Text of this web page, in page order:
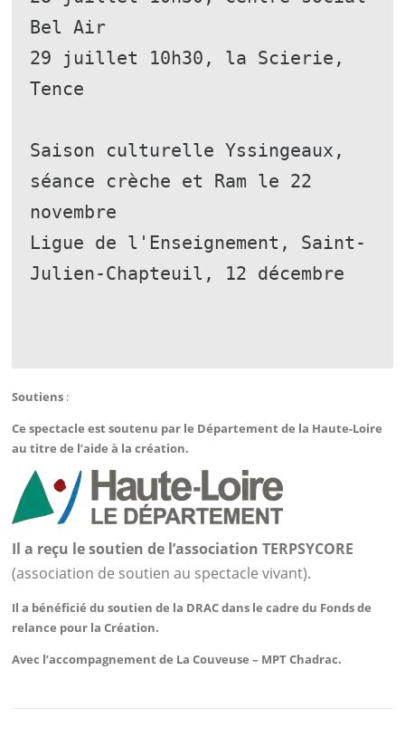
Bel Air
29 juillet 10h30, la Scierie,
Tence
Saison culturelle Yssingeaux,
séance crèche et Ram le 22
novembre
Ligue de l'Enseignement, Saint-
Julien-Chapteuil, 12 décembre
Soutiens :
Ce spectacle est soutenu par le Département de la Haute-Loire
au titre de l’aide à la création.
Il a reçu le soutien de l’association TERPSYCORE
(association de soutien au spectacle vivant).
Il a bénéficié du soutien de la DRAC dans le cadre du Fonds de
relance pour la Création.
Avec l’accompagnement de La Couveuse – MPT Chadrac.